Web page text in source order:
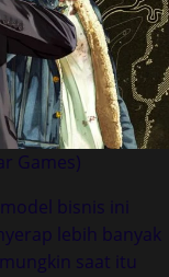
Games)
bisnis ini
lebih banyak
saat itu